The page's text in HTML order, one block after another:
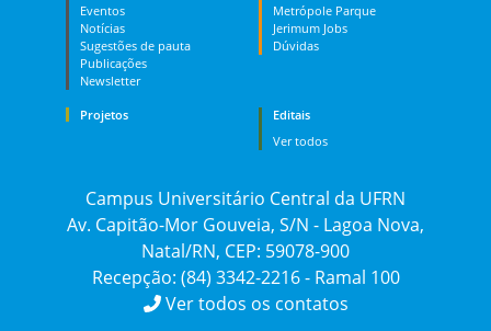
Eventos
Notícias
Sugestões de pauta
Publicações
Newsletter
Metrópole Parque
Jerimum Jobs
Dúvidas
Projetos
Editais
Ver todos
Campus Universitário Central da UFRN
Av. Capitão-Mor Gouveia, S/N - Lagoa Nova,
Natal/RN, CEP: 59078-900
Recepção: (84) 3342-2216 - Ramal 100
Ver todos os contatos